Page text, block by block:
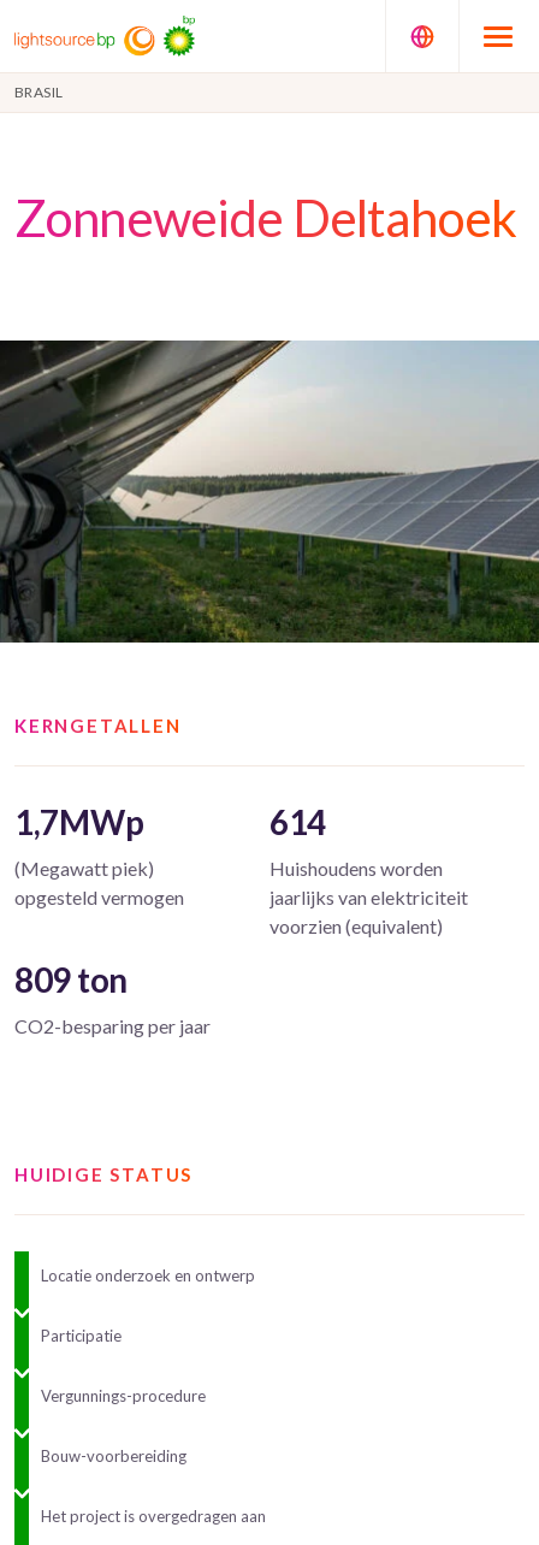
BRASIL
Zonneweide Deltahoek
KERNGETALLEN
1,7MWp
(Megawatt piek)
opgesteld vermogen
614
Huishoudens worden
jaarlijks van elektriciteit
voorzien (equivalent)
809 ton
CO2-besparing per jaar
HUIDIGE STATUS
Locatie onderzoek en ontwerp
Participatie
Vergunnings-procedure
Bouw-voorbereiding
Het project is overgedragen aan